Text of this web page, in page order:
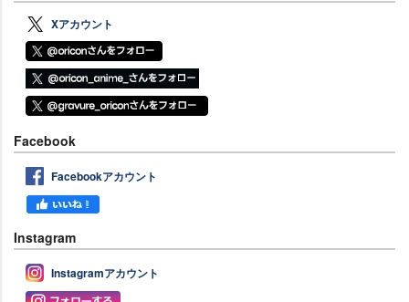
Xアカウント
Facebook
Facebookアカウント
Instagram
Instagramアカウント